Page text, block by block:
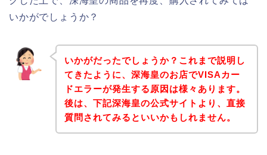
いかがでしょうか？
いかがだったでしょうか？これまで説明し
てきたように、深海皇のお店でVISAカー
ドエラーが発生する原因は様々あります。
後は、下記深海皇の公式サイトより、直接
質問されてみるといいかもしれません。